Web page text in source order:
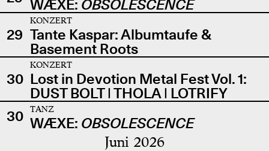
WÆXE: OBSOLESCENCE
29
KONZERT
Tante Kaspar: Albumtaufe &
Basement Roots
30
KONZERT
Lost in Devotion Metal Fest Vol. 1:
DUST BOLT | THOLA | LOTRIFY
30
TANZ
WÆXE: OBSOLESCENCE
Juni 2026